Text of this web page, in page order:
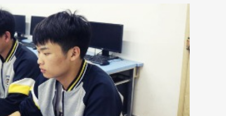
与维护
室等多个
科学化管理严格规范学生作息时间。